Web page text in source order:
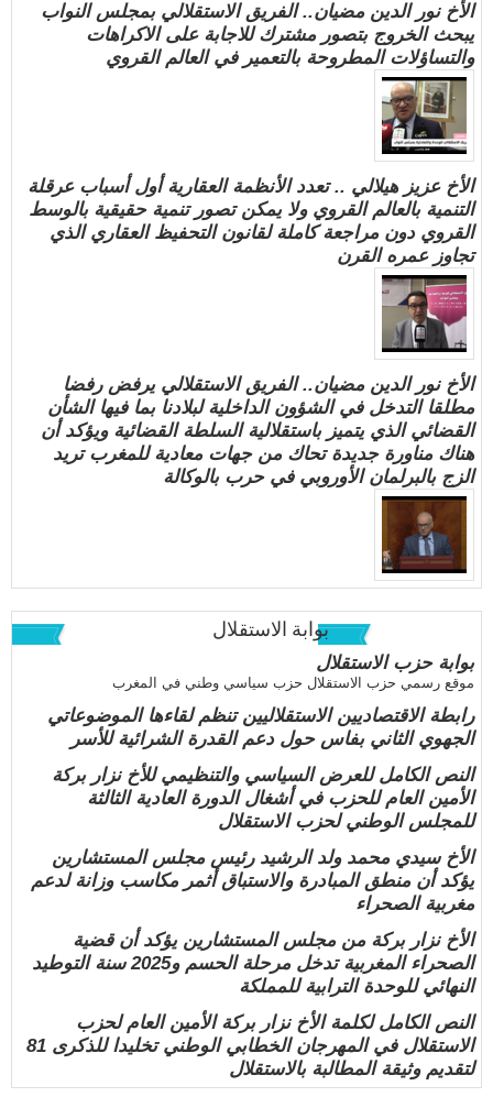
الأخ نور الدين مضيان.. الفريق الاستقلالي بمجلس النواب
يبحث الخروج بتصور مشترك للاجابة على الاكراهات
والتساؤلات المطروحة بالتعمير في العالم القروي
الأخ عزيز هيلالي .. تعدد الأنظمة العقارية أول أسباب عرقلة
التنمية بالعالم القروي ولا يمكن تصور تنمية حقيقية بالوسط
القروي دون مراجعة كاملة لقانون التحفيظ العقاري الذي
تجاوز عمره القرن
الأخ نور الدين مضيان.. الفريق الاستقلالي يرفض رفضا
مطلقا التدخل في الشؤون الداخلية لبلادنا بما فيها الشأن
القضائي الذي يتميز باستقلالية السلطة القضائية ويؤكد أن
هناك مناورة جديدة تحاك من جهات معادية للمغرب تريد
الزج بالبرلمان الأوروبي في حرب بالوكالة
بوابة الاستقلال
بوابة حزب الاستقلال
موقع رسمي حزب الاستقلال حزب سياسي وطني في المغرب
رابطة الاقتصاديين الاستقلاليين تنظم لقاءها الموضوعاتي
الجهوي الثاني بفاس حول دعم القدرة الشرائية للأسر
النص الكامل للعرض السياسي والتنظيمي للأخ نزار بركة
الأمين العام للحزب في أشغال الدورة العادية الثالثة
للمجلس الوطني لحزب الاستقلال
الأخ سيدي محمد ولد الرشيد رئيس مجلس المستشارين
يؤكد أن منطق المبادرة والاستباق أثمر مكاسب وزانة لدعم
مغربية الصحراء
الأخ نزار بركة من مجلس المستشارين يؤكد أن قضية
الصحراء المغربية تدخل مرحلة الحسم و2025 سنة التوطيد
النهائي للوحدة الترابية للمملكة
النص الكامل لكلمة الأخ نزار بركة الأمين العام لحزب
الاستقلال في المهرجان الخطابي الوطني تخليدا للذكرى 81
لتقديم وثيقة المطالبة بالاستقلال